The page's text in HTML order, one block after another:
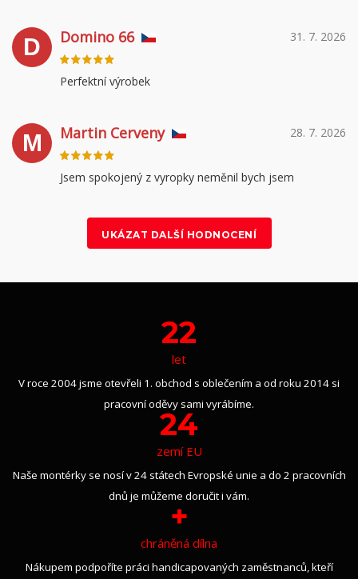
D 31. 7. 2026
Domino 66
Perfektní výrobek
M 28. 7. 2026
Martin Cerveny
Jsem spokojený z vyropky neměnil bych jsem
UKÁZAT DALŠÍ HODNOCENÍ
22
let
V roce 2004 jsme otevřeli 1. obchod s oblečením a od roku 2014 si
pracovní oděvy sami vyrábíme.
24
zemí EU
Naše montérky se nosí v 24 státech Evropské unie a do 2 pracovních
dnů je můžeme doručit i vám.
+
chráněná dílna
Nákupem podpoříte práci handicapovaných zaměstnanců, kteří